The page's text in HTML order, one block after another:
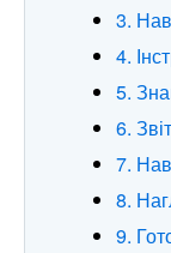
3.
4.
5.
6.
7.
8.
9.